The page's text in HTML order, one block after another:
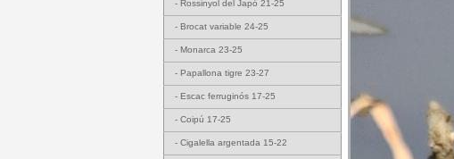
- Rossinyol del Japó 21-25
- Brocat variable 24-25
- Monarca 23-25
- Papallona tigre 23-27
- Escac ferruginós 17-25
- Coipú 17-25
- Cigalella argentada 15-22